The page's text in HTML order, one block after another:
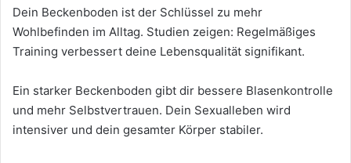
Dein Beckenboden ist der Schlüssel zu mehr
Wohlbefinden im Alltag. Studien zeigen: Regelmäßiges
Training verbessert deine Lebensqualität signifikant.
Ein starker Beckenboden gibt dir bessere Blasenkontrolle
und mehr Selbstvertrauen. Dein Sexualleben wird
intensiver und dein gesamter Körper stabiler.